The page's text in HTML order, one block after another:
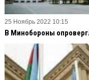
25 Ноябрь 2022 10:15
В Минобороны